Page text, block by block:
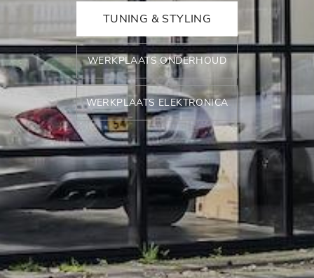
TUNING & STYLING
WERKPLAATS ONDERHOUD
WERKPLAATS ELEKTRONICA